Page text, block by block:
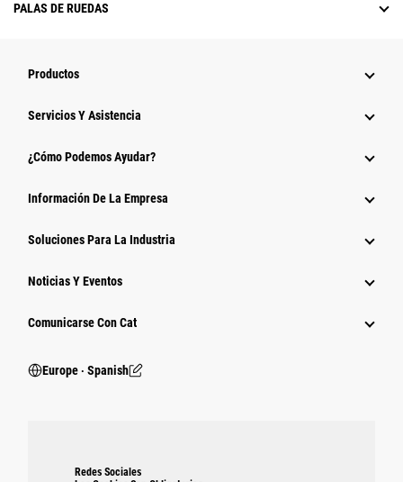
PALAS DE RUEDAS
Productos
Servicios Y Asistencia
¿Cómo Podemos Ayudar?
Información De La Empresa
Soluciones Para La Industria
Noticias Y Eventos
Comunicarse Con Cat
Europe ‧ Spanish
Redes Sociales